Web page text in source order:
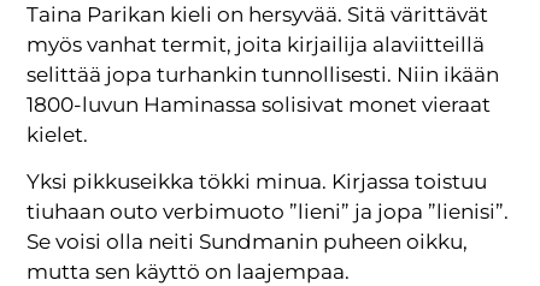
Taina Parikan kieli on hersyvää. Sitä värittävät
myös vanhat termit, joita kirjailija alaviitteillä
selittää jopa turhankin tunnollisesti. Niin ikään
1800-luvun Haminassa solisivat monet vieraat
kielet.
Yksi pikkuseikka tökki minua. Kirjassa toistuu
tiuhaan outo verbimuoto ”lieni” ja jopa ”lienisi”.
Se voisi olla neiti Sundmanin puheen oikku,
mutta sen käyttö on laajempaa.